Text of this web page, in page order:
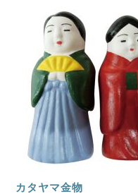
カタヤマ金物